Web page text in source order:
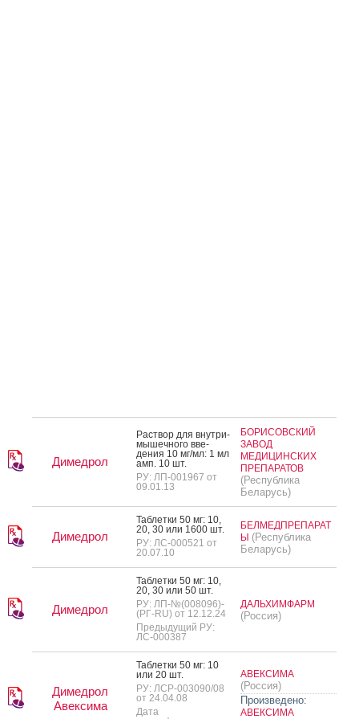
Димедрол
Рас­твор для внут­ри­
мышеч­но­го вве­
дения 10 мг/мл: 1 мл
амп. 10 шт.
РУ: ЛП-001967 от
09.01.13
БОРИСОВСКИЙ
ЗАВОД
МЕДИЦИНСКИХ
ПРЕПАРАТОВ
(Республика
Беларусь)
Димедрол
Таб­летки 50 мг: 10,
20, 30 или 1600 шт.
РУ: ЛС-000521 от
20.07.10
БЕЛМЕДПРЕПАРАТ
Ы (Республика
Беларусь)
Димедрол
Таб­летки 50 мг: 10,
20, 30 или 50 шт.
РУ: ЛП-№(008096)-
(РГ-RU) от 12.12.24
Предыдущий РУ:
ЛС-000387
ДАЛЬХИМФАРМ
(Россия)
Димедрол
Авексима
Таб­летки 50 мг: 10
или 20 шт.
РУ: ЛСР-003090/08
от 24.04.08
Дата
АВЕКСИМА
(Россия)
Произведено:
АВЕКСИМА